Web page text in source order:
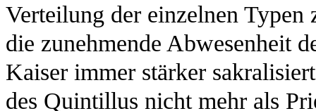
Verteilung der einzelnen
die zunehmende Abwesenheit
Kaiser immer stärker
des Quintillus nicht mehr als